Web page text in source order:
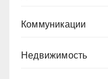
Коммуникации
Недвижимость